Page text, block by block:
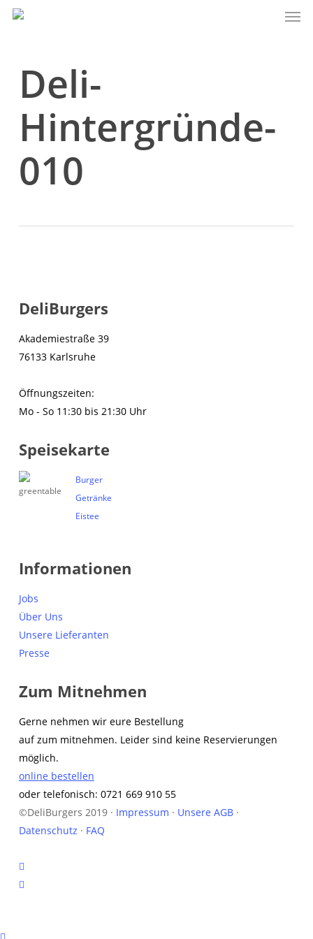
Skip
Deli-
Hintergründe-
010
DeliBurgers
Akademiestraße 39
76133 Karlsruhe
Öffnungszeiten:
Mo - So 11:30 bis 21:30 Uhr
Speisekarte
Burger
Getränke
Eistee
Informationen
Jobs
Über Uns
Unsere Lieferanten
Presse
Zum Mitnehmen
Gerne nehmen wir eure Bestellung
auf zum mitnehmen. Leider sind keine Reservierungen
möglich.
online bestellen
oder telefonisch: 0721 669 910 55
©DeliBurgers 2019 · Impressum · Unsere AGB·
Datenschutz · FAQ
facebook
instagram